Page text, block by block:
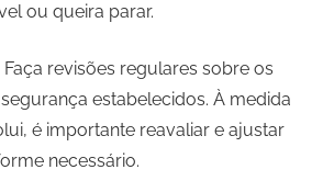
ou queira parar.
Faça revisões regulares sobre os
estabelecidos. À medida
é importante reavaliar e ajustar
necessário.